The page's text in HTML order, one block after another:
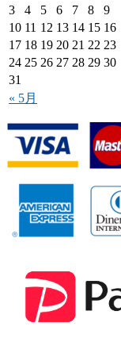
« 5月
3
4 5 6 7 8
9
10 11 12 13 14 15 16
17 18 19 20 21 22 23
24 25 26 27 28 29 30
31